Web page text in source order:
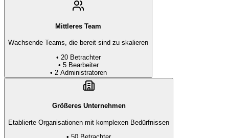
Mittleres Team
Wachsende Teams, die bereit sind zu skalieren
• 20 Betrachter
• 5 Bearbeiter
• 2 Administratoren
Größeres Unternehmen
Etablierte Organisationen mit komplexen Bedürfnissen